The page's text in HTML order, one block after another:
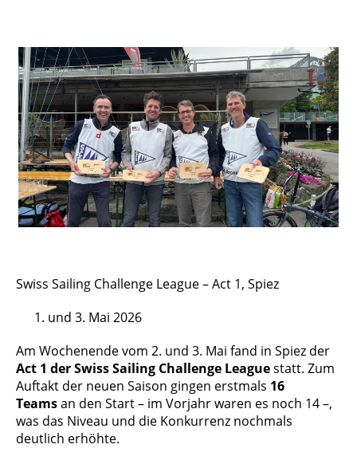
Swiss Sailing Challenge League – Act 1, Spiez
und 3. Mai 2026
Am Wochenende vom 2. und 3. Mai fand in Spiez der
Act 1 der Swiss Sailing Challenge Leaguestatt. Zum
Auftakt der neuen Saison gingen erstmals 16
Teamsan den Start – im Vorjahr waren es noch 14 –,
was das Niveau und die Konkurrenz nochmals
deutlich erhöhte.